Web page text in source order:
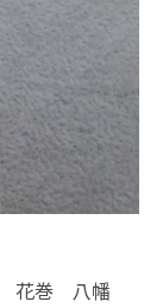
巻 八幡